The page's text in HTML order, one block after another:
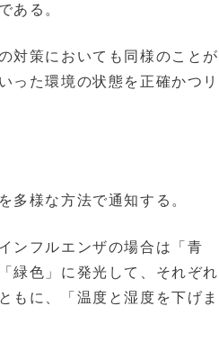
ある。
対策においても同様のことが
った環境の状態を正確かつリ
多様な方法で通知する。
ンフルエンザの場合は「青
緑色」に発光して、それぞれ
もに、「温度と湿度を下げま